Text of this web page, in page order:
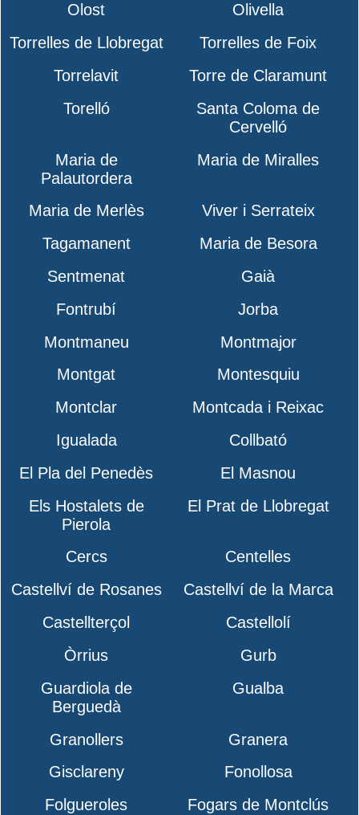
Olost
Olivella
Torrelles de Llobregat
Torrelles de Foix
Torrelavit
Torre de Claramunt
Torelló
Santa Coloma de
Cervelló
Maria de
Palautordera
Maria de Miralles
Maria de Merlès
Viver i Serrateix
Tagamanent
Maria de Besora
Sentmenat
Gaià
Fontrubí
Jorba
Montmaneu
Montmajor
Montgat
Montesquiu
Montclar
Montcada i Reixac
Igualada
Collbató
El Pla del Penedès
El Masnou
Els Hostalets de
Pierola
El Prat de Llobregat
Cercs
Centelles
Castellví de Rosanes
Castellví de la Marca
Castellterçol
Castellolí
Òrrius
Gurb
Guardiola de
Berguedà
Gualba
Granollers
Granera
Gisclareny
Fonollosa
Folgueroles
Fogars de Montclús